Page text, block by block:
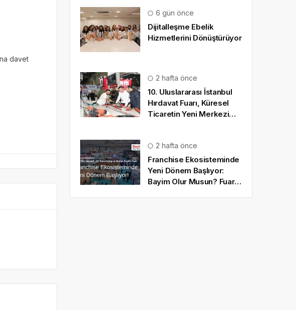
davet
6 gün önce
Dijitalleşme Ebelik
Hizmetlerini Dönüştürüyor
2 hafta önce
10. Uluslararası İstanbul
Hırdavat Fuarı, Küresel
Ticaretin Yeni Merkezi
2 hafta önce
Franchise Ekosisteminde
Yeni Dönem Başlıyor:
Bayim Olur Musun? Fuarı